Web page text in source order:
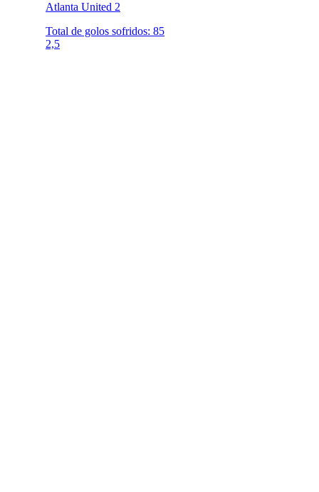
Atlanta United 2
Total de golos sofridos: 85
2,5